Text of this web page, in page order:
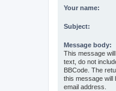
Your name:
Subject:
Message body:
This message
text, do not
BBCode. The
this message will
email address.